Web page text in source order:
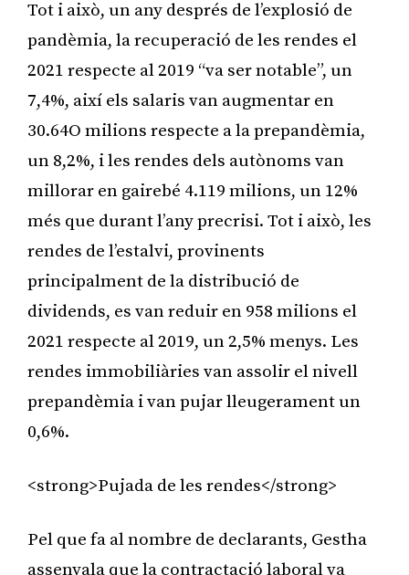
Tot i això, un any després de l’explosió de
pandèmia, la recuperació de les rendes el
2021 respecte al 2019 “va ser notable”, un
7,4%, així els salaris van augmentar en
30.64O milions respecte a la prepandèmia,
un 8,2%, i les rendes dels autònoms van
millorar en gairebé 4.119 milions, un 12%
més que durant l’any precrisi. Tot i això, les
rendes de l’estalvi, provinents
principalment de la distribució de
dividends, es van reduir en 958 milions el
2021 respecte al 2019, un 2,5% menys. Les
rendes immobiliàries van assolir el nivell
prepandèmia i van pujar lleugerament un
0,6%.
<strong>Pujada de les rendes</strong>
Pel que fa al nombre de declarants, Gestha
assenyala que la contractació laboral va